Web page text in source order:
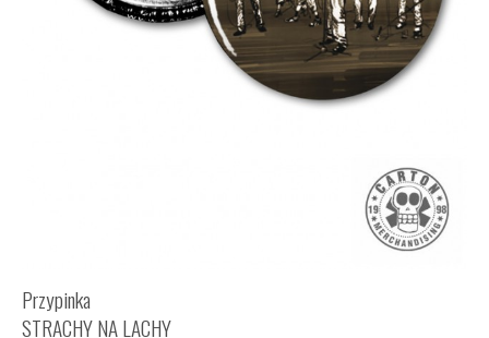
Przypinka
STRACHY NA LACHY